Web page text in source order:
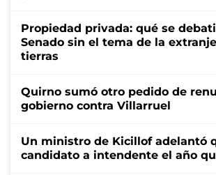
Propiedad privada: qué se
Senado sin el tema de la
tierras
Quirno sumó otro pedido de
gobierno contra Villarruel
Un ministro de Kicillof adelantó
candidato a intendente el año